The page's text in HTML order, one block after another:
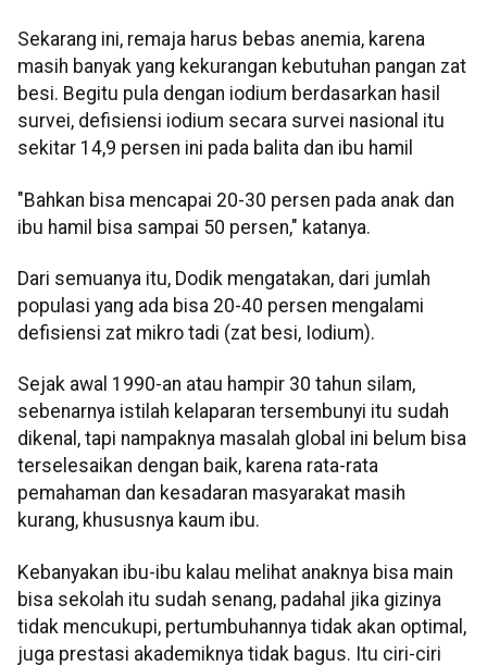
Sekarang ini, remaja harus bebas anemia, karena
masih banyak yang kekurangan kebutuhan pangan zat
besi. Begitu pula dengan iodium berdasarkan hasil
survei, defisiensi iodium secara survei nasional itu
sekitar 14,9 persen ini pada balita dan ibu hamil
"Bahkan bisa mencapai 20-30 persen pada anak dan
ibu hamil bisa sampai 50 persen," katanya.
Dari semuanya itu, Dodik mengatakan, dari jumlah
populasi yang ada bisa 20-40 persen mengalami
defisiensi zat mikro tadi (zat besi, Iodium).
Sejak awal 1990-an atau hampir 30 tahun silam,
sebenarnya istilah kelaparan tersembunyi itu sudah
dikenal, tapi nampaknya masalah global ini belum bisa
terselesaikan dengan baik, karena rata-rata
pemahaman dan kesadaran masyarakat masih
kurang, khususnya kaum ibu.
Kebanyakan ibu-ibu kalau melihat anaknya bisa main
bisa sekolah itu sudah senang, padahal jika gizinya
tidak mencukupi, pertumbuhannya tidak akan optimal,
juga prestasi akademiknya tidak bagus. Itu ciri-ciri